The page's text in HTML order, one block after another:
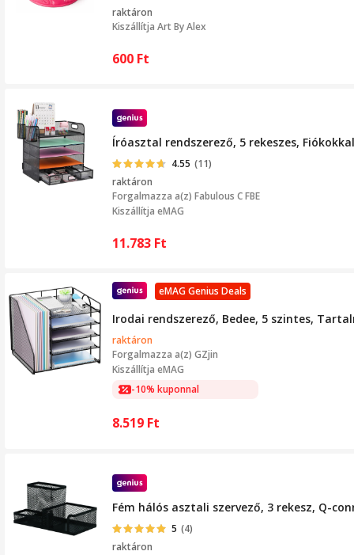
raktáron
Kiszállítja Art By Alex
600 Ft
Íróasztal rendszerező, 5 rekeszes,
4.55 (11)
raktáron
Forgalmazza a(z) Fabulous C FBE
Kiszállítja eMAG
11.783 Ft
eMAG Genius Deals
Irodai rendszerező, Bedee, 5 szintes,
raktáron
Forgalmazza a(z) GZjin
Kiszállítja eMAG
-10% kuponnal
8.519 Ft
Fém hálós asztali szervező, 3 rekesz, Q-
5 (4)
raktáron